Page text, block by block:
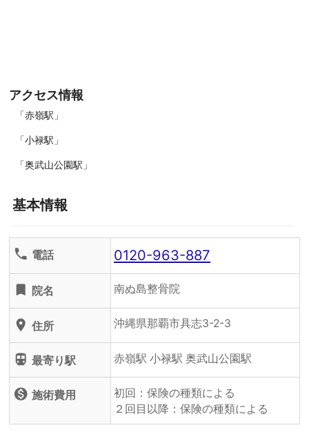
アクセス情報
「赤嶺駅」
「小禄駅」
「奥武山公園駅」
基本情報
phone 電話 0120-963-887
turned_in 院名 南ぬ島整骨院
location_on 住所 沖縄県那覇市具志3-2-3
directions_subway 最寄り駅 赤嶺駅 小禄駅 奥武山公園駅
monetization_on 施術費用
初回：保険の種類による
２回目以降：保険の種類による